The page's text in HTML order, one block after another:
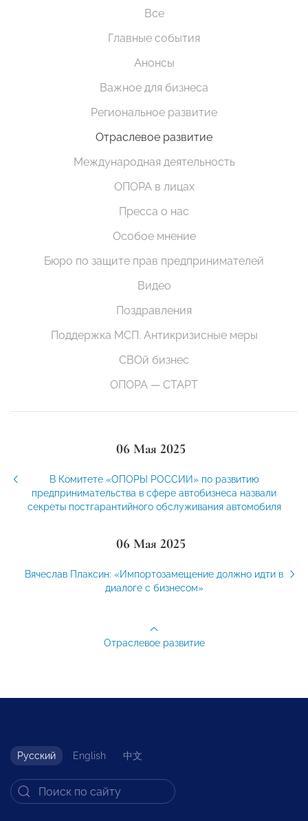
Все
Главные события
Анонсы
Важное для бизнеса
Региональное развитие
Отраслевое развитие
Международная деятельность
ОПОРА в лицах
Пресса о нас
Особое мнение
Бюро по защите прав предпринимателей
Видео
Поздравления
Поддержка МСП. Антикризисные меры
СВОй бизнес
ОПОРА — СТАРТ
06 Мая 2025
В Комитете «ОПОРЫ РОССИИ» по развитию
предпринимательства в сфере автобизнеса назвали
секреты постгарантийного обслуживания автомобиля
06 Мая 2025
Вячеслав Плаксин: «Импортозамещение должно идти в
диалоге с бизнесом»
Отраслевое развитие
Русский English 中文